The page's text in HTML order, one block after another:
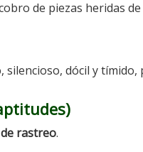
de piezas heridas de
dócil y tímido,
rastreo.